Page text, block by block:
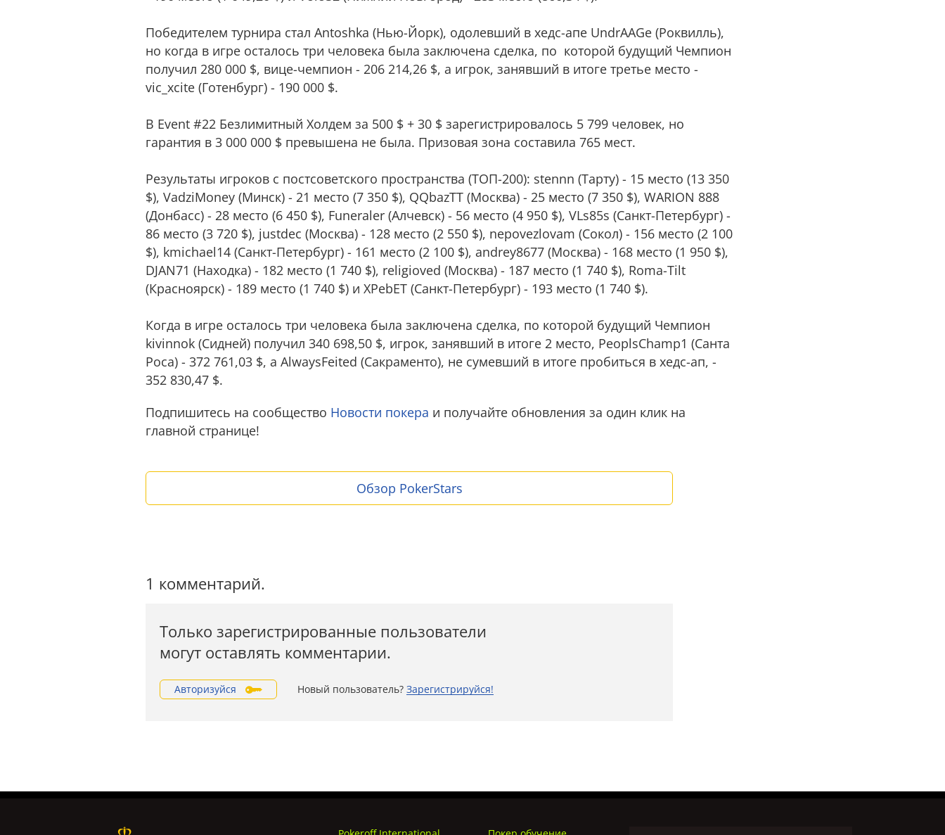
Победителем турнира стал Antoshka (Нью-Йорк), одолевший в хедс-апе UndrAAGe (Роквилль),
но когда в игре осталось три человека была заключена сделка, по которой будущий Чемпион
получил 280 000 $, вице-чемпион - 206 214,26 $, а игрок, занявший в итоге третье место -
vic_xcite (Готенбург) - 190 000 $.
В Event #22 Безлимитный Холдем за 500 $ + 30 $ зарегистрировалось 5 799 человек, но
гарантия в 3 000 000 $ превышена не была. Призовая зона составила 765 мест.
Результаты игроков с постсоветского пространства (ТОП-200): stennn (Тарту) - 15 место (13 350
$), VadziMoney (Минск) - 21 место (7 350 $), QQbazTT (Москва) - 25 место (7 350 $), WARION 888
(Донбасс) - 28 место (6 450 $), Funeraler (Алчевск) - 56 место (4 950 $), VLs85s (Санкт-Петербург) -
86 место (3 720 $), justdec (Москва) - 128 место (2 550 $), nepovezlovam (Сокол) - 156 место (2 100
$), kmichael14 (Санкт-Петербург) - 161 место (2 100 $), andrey8677 (Москва) - 168 место (1 950 $),
DJAN71 (Находка) - 182 место (1 740 $), religioved (Москва) - 187 место (1 740 $), Roma-Tilt
(Красноярск) - 189 место (1 740 $) и XPebET (Санкт-Петербург) - 193 место (1 740 $).
Когда в игре осталось три человека была заключена сделка, по которой будущий Чемпион
kivinnok (Сидней) получил 340 698,50 $, игрок, занявший в итоге 2 место, PeoplsChamp1 (Санта
Роса) - 372 761,03 $, а AlwaysFeited (Сакраменто), не сумевший в итоге пробиться в хедс-ап, -
352 830,47 $.
Подпишитесь на сообщество Новости покера и получайте обновления за один клик на
главной странице!
Обзор PokerStars
1 комментарий.
Только зарегистрированные пользователи
могут оставлять комментарии.
Авторизуйся Новый пользователь? Зарегистрируйся!